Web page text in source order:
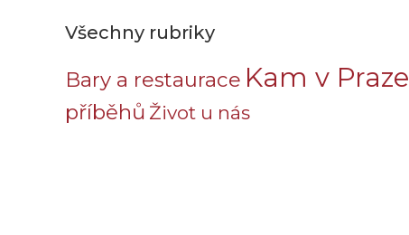
Všechny rubriky
Bary a restaurace Kam v Praze
příběhů Život u nás